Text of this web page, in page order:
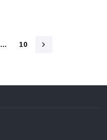
… 10